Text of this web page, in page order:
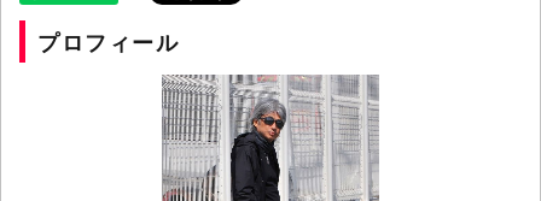
プロフィール